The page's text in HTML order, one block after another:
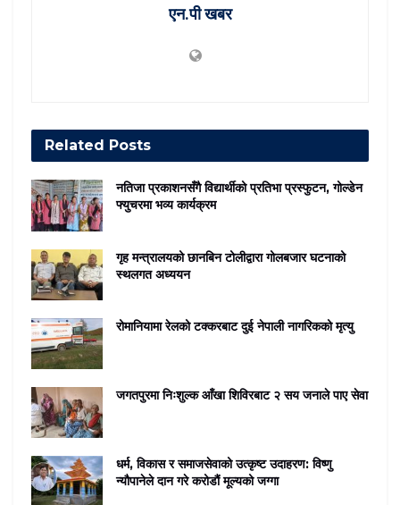
एन.पी खबर
Related Posts
नतिजा प्रकाशनसँगै विद्यार्थीको प्रतिभा प्रस्फुटन, गोल्डेन
फ्युचरमा भव्य कार्यक्रम
गृह मन्त्रालयको छानबिन टोलीद्वारा गोलबजार घटनाको
स्थलगत अध्ययन
रोमानियामा रेलको टक्करबाट दुई नेपाली नागरिकको मृत्यु
जगतपुरमा निःशुल्क आँखा शिविरबाट २ सय जनाले पाए सेवा
धर्म, विकास र समाजसेवाको उत्कृष्ट उदाहरण: विष्णु
न्यौपानेले दान गरे करोडौं मूल्यको जग्गा